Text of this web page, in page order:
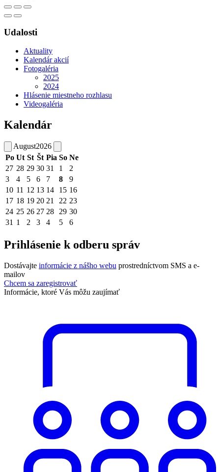
Udalosti
Aktuality
Kalendár akcií
Fotogaléria
2025
2024
Hlásenie miestneho rozhlasu
Videogaléria
Kalendár
August2026
Po Ut St Št Pia So Ne
27 28 29 30 31 1
2
3
4 5 6 7 8
9
10 11 12 13 14 15 16
17 18 19 20 21 22 23
24 25 26 27 28 29 30
31 1 2 3 4 5 6
Prihlásenie k odberu správ
Dostávajte informácie z nášho webu prostredníctvom SMS a e-
mailov
Chcem sa zaregistrovať
Informácie, ktoré Vás môžu zaujímať